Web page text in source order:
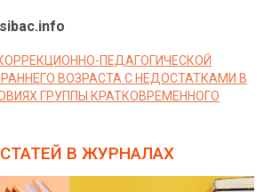
ПЕДАГОГИЧЕСКОЙ
ВОЗРАСТА С НЕДОСТАТКАМИ В
ГРУППЫ КРАТКОВРЕМЕННОГО
В ЖУРНАЛАХ